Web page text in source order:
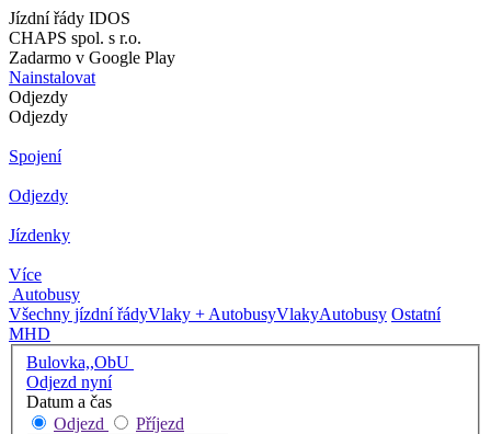
Jízdní řády IDOS
CHAPS spol. s r.o.
Zadarmo v Google Play
Nainstalovat
Odjezdy
Odjezdy
Spojení
Odjezdy
Jízdenky
Více
Autobusy
Všechny jízdní řádyVlaky + AutobusyVlakyAutobusy Ostatní
MHD
Bulovka,,ObU
Odjezd nyní
Datum a čas
Odjezd
Příjezd